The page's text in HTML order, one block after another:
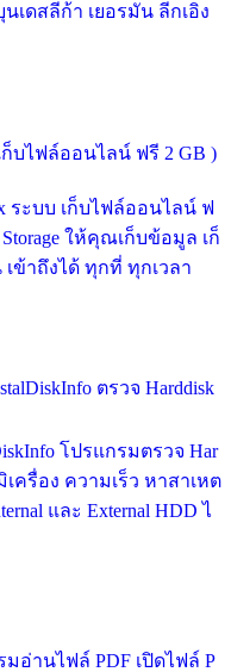
เดสลีก้า เยอรมัน ลีกเอิง
ก็บไฟล์ออนไลน์ ฟรี 2 GB )
ระบบ เก็บไฟล์ออนไลน์ ฟ
ให้คุณเก็บข้อมูล เก็
ข้าถึงได้ ทุกที่ ทุกเวลา
ตรวจ Harddisk
โปรแกรมตรวจ Har
ครื่อง ความเร็ว หาสาเหต
และ External HDD ไ
มอ่านไฟล์ PDF เปิดไฟล์ P